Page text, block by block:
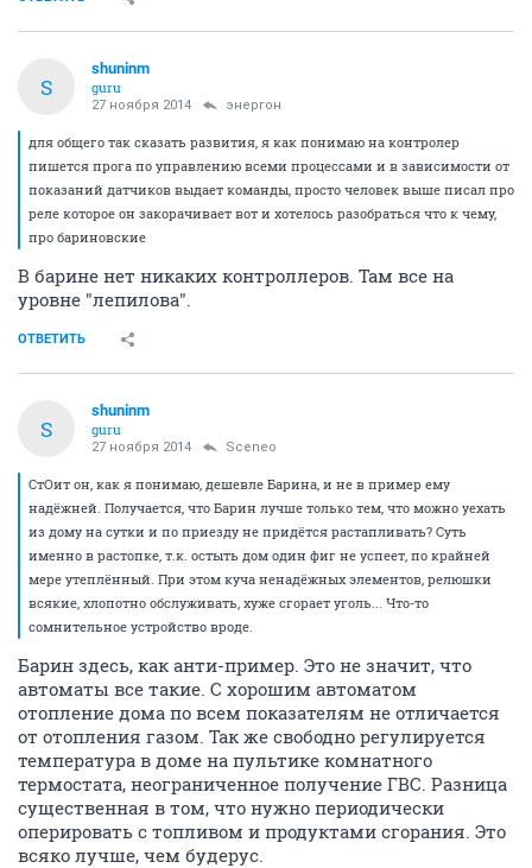
S
shuninm
guru
27 ноября 2014 энергон
для общего так сказать развития, я как понимаю на контролер
пишется прога по управлению всеми процессами и в зависимости от
показаний датчиков выдает команды, просто человек выше писал про
реле которое он закорачивает вот и хотелось разобраться что к чему,
про бариновские
В барине нет никаких контроллеров. Там все на
уровне "лепилова".
ОТВЕТИТЬ
S
shuninm
guru
27 ноября 2014 Sceneo
СтОит он, как я понимаю, дешевле Барина, и не в пример ему
надёжней. Получается, что Барин лучше только тем, что можно уехать
из дому на сутки и по приезду не придётся растапливать? Суть
именно в растопке, т.к. остыть дом один фиг не успеет, по крайней
мере утеплённый. При этом куча ненадёжных элементов, релюшки
всякие, хлопотно обслуживать, хуже сгорает уголь... Что-то
сомнительное устройство вроде.
Барин здесь, как анти-пример. Это не значит, что
автоматы все такие. С хорошим автоматом
отопление дома по всем показателям не отличается
от отопления газом. Так же свободно регулируется
температура в доме на пультике комнатного
термостата, неограниченное получение ГВС. Разница
существенная в том, что нужно периодически
оперировать с топливом и продуктами сгорания. Это
всяко лучше, чем будерус.